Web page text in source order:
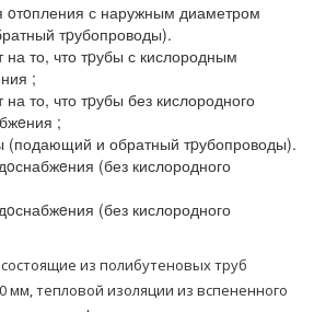
oтoпления с наружным диаметром
тpубопроводы).
на то, что тpубы с кислородным
;
на то, что тpубы без кислородного
;
(подающий и обратный тpубопроводы).
(без кислородного
(без кислородного
из полибутеновых труб
мм, тепловой изоляции из вспененного